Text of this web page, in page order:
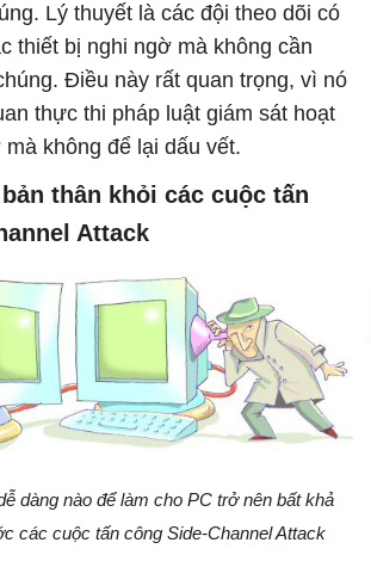
Lý thuyết là các đội theo dõi có
thiết bị nghi ngờ mà không cần
Điều này rất quan trọng, vì nó
thực thi pháp luật giám sát hoạt
không để lại dấu vết.
thân khỏi các cuộc tấn
Attack
dàng nào để làm cho PC trở nên bất khả
các cuộc tấn công Side-Channel Attack